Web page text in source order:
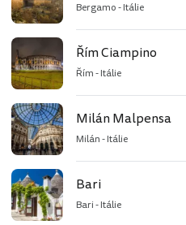
Bergamo - Itálie
Řím Ciampino
Řím - Itálie
Milán Malpensa
Milán - Itálie
Bari
Bari - Itálie